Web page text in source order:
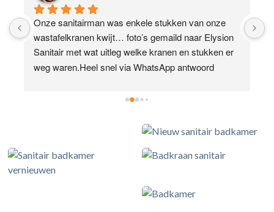
Onze sanitairman was enkele stukken van onze
wastafelkranen kwijt… foto’s gemaild naar Elysion
Sanitair met wat uitleg welke kranen en stukken er
weg waren.Heel snel via WhatsApp antwoord
de nodige stukken thuis kosteloos toegestuurd